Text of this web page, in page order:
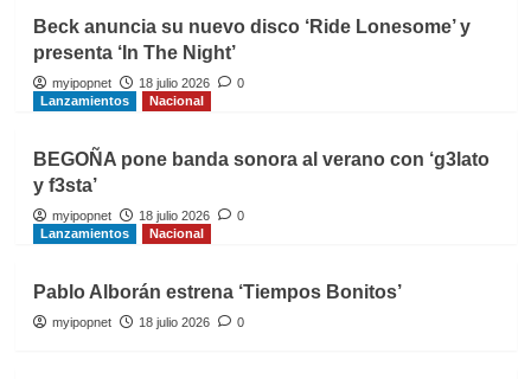
Beck anuncia su nuevo disco ‘Ride Lonesome’ y
presenta ‘In The Night’
myipopnet 18 julio 2026
0
Lanzamientos
Nacional
BEGOÑA pone banda sonora al verano con ‘g3lato
y f3sta’
myipopnet 18 julio 2026
0
Lanzamientos
Nacional
Pablo Alborán estrena ‘Tiempos Bonitos’
myipopnet 18 julio 2026 0